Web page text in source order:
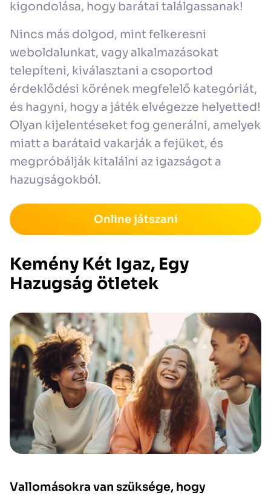
kigondolása, hogy barátai találgassanak!
Nincs más dolgod, mint felkeresni
weboldalunkat, vagy alkalmazásokat
telepíteni, kiválasztani a csoportod
érdeklődési körének megfelelő kategóriát,
és hagyni, hogy a játék elvégezze helyetted!
Olyan kijelentéseket fog generálni, amelyek
miatt a barátaid vakarják a fejüket, és
megpróbálják kitalálni az igazságot a
hazugságokból.
Online játszani
Kemény Két Igaz, Egy
Hazugság ötletek
Vallomásokra van szüksége, hogy